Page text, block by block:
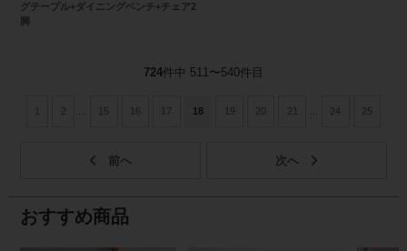
グテーブル+ダイニングベンチ+チェア2
724件中 511〜540件目
1 2 15 16 17 18 19 20 21 24 25
おすすめ商品